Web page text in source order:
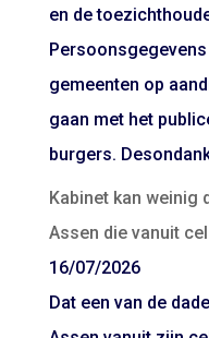
en de
gemeenten op
gaan met het
burgers.
Kabinet kan weinig
Assen die vanuit
16/07/2026
Dat een van de